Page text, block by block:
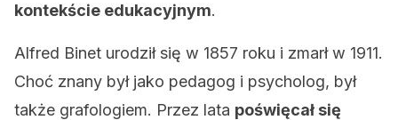
kontekście edukacyjnym.
Alfred Binet urodził się w 1857 roku i zmarł w 1911.
Choć znany był jako pedagog i psycholog, był
także grafologiem. Przez lata poświęcał się